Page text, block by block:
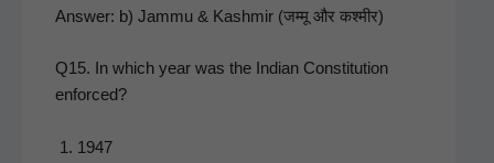
Answer: b) Jam­mu & Kash­mir (जम्मू और कश्मीर)
Q15. In which year was the Indi­an Con­sti­tu­tion
enforced?
1947